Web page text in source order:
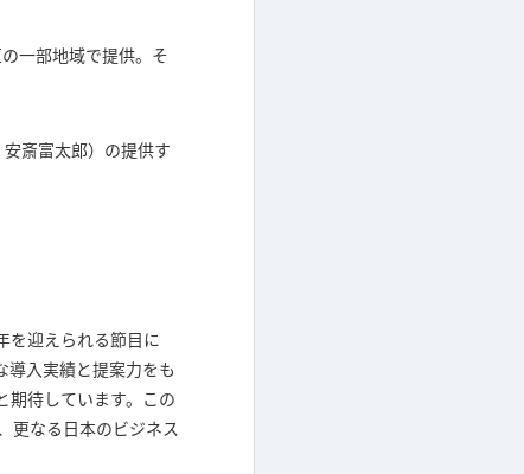
部地域で提供。そ
斎富太郎）の提供す
を迎えられる節目に
導入実績と提案力をも
期待しています。この
更なる日本のビジネス